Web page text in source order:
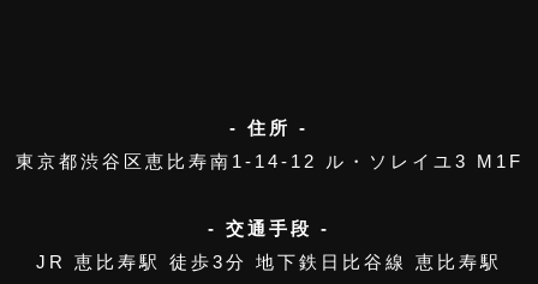
- 住所 -
東京都渋谷区恵比寿南1-14-12
ル・ソレイユ3 M1F
- 交通手段 -
JR 恵比寿駅 徒歩3分 地下鉄日比谷線 恵比寿駅